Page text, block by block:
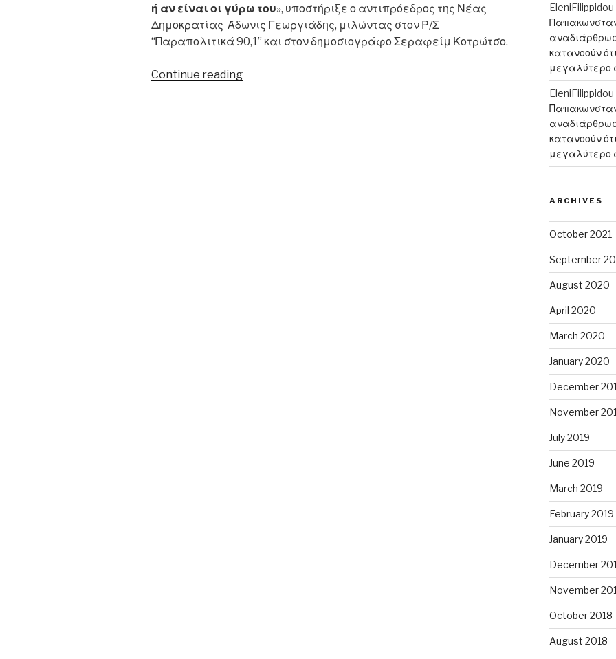
ή αν είναι οι γύρω του», υποστήριξε ο αντιπρόεδρος της Νέας
Δημοκρατίας Άδωνις Γεωργιάδης, μιλώντας στον Ρ/Σ
“Παραπολιτικά 90,1” και στον δημοσιογράφο Σεραφείμ Κοτρώτσο.
Continue reading“11/07/2016
EleniFilippidou
κατανοούν
μεγαλύτερο
EleniFilippidou
κατανοούν
μεγαλύτερο
ARCHIVES
October 2021
September
August 2020
April 2020
March 2020
January 2020
December
November
July 2019
June 2019
March 2019
February 2019
January 2019
December
November
October 2018
August 2018